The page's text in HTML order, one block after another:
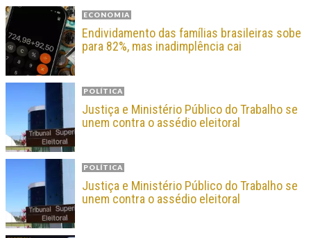
ECONOMIA
Endividamento das famílias brasileiras sobe
para 82%, mas inadimplência cai
POLÍTICA
Justiça e Ministério Público do Trabalho se
unem contra o assédio eleitoral
POLÍTICA
Justiça e Ministério Público do Trabalho se
unem contra o assédio eleitoral